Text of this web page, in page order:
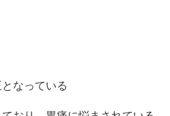
なっている